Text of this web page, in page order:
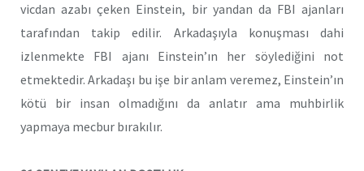
vicdan azabı çeken Einstein, bir yandan da FBI ajanları
tarafından takip edilir. Arkadaşıyla konuşması dahi
izlenmekte FBI ajanı Einstein’ın her söylediğini not
etmektedir. Arkadaşı bu işe bir anlam veremez, Einstein’ın
kötü bir insan olmadığını da anlatır ama muhbirlik
yapmaya mecbur bırakılır.